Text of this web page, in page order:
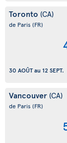
Toronto (CA)
de Paris (FR)
30 AOÛTau 12 SEPT.
Vancouver (CA)
de Paris (FR)